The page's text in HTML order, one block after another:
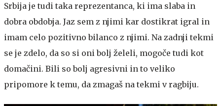
Srbija je tudi taka reprezentanca, ki ima slaba in
dobra obdobja. Jaz sem z njimi kar dostikrat igral in
imam celo pozitivno bilanco z njimi. Na zadnji tekmi
se je zdelo, da so si oni bolj želeli, mogoče tudi kot
domačini. Bili so bolj agresivni in to veliko
pripomore k temu, da zmagaš na tekmi v ragbiju.